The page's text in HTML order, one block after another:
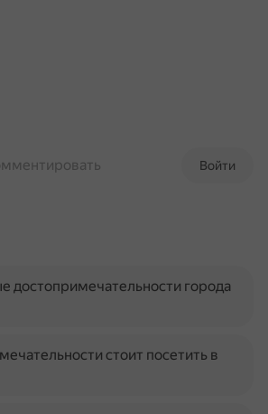
Войти
достопримечательности города
стоит посетить в